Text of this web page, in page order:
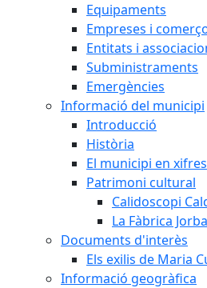
Equipaments
Empreses i
Entitats i
Subministraments
Emergències
Informació del municipi
Introducció
Història
El municipi en xifres
Patrimoni cultural
Calidoscopi
La Fàbrica Jorba
Documents d'interès
Els exilis de Maria
Informació geogràfica